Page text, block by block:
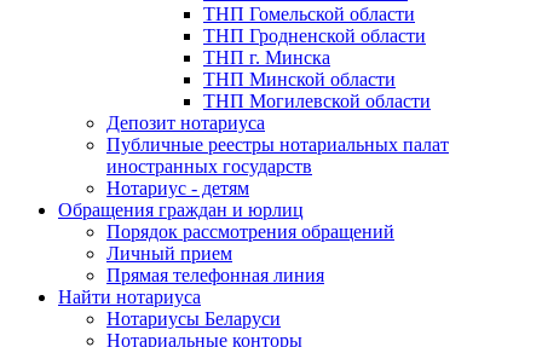
ТНП Гомельской области
ТНП Гродненской области
ТНП г. Минска
ТНП Минской области
ТНП Могилевской области
Депозит нотариуса
Публичные реестры нотариальных палат
иностранных государств
Нотариус - детям
Обращения граждан и юрлиц
Порядок рассмотрения обращений
Личный прием
Прямая телефонная линия
Найти нотариуса
Нотариусы Беларуси
Нотариальные конторы